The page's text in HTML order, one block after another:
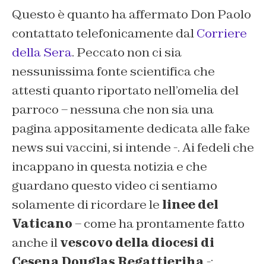
Questo è quanto ha affermato Don Paolo
contattato telefonicamente dalCorriere
della Sera. Peccato non ci sia
nessunissima fonte scientifica che
attesti quanto riportato nell’omelia del
parroco – nessuna che non sia una
pagina appositamente dedicata alle fake
news sui vaccini, si intende -. Ai fedeli che
incappano in questa notizia e che
guardano questo video ci sentiamo
solamente di ricordare le linee del
Vaticano– come ha prontamente fatto
anche ilvescovo della diocesi di